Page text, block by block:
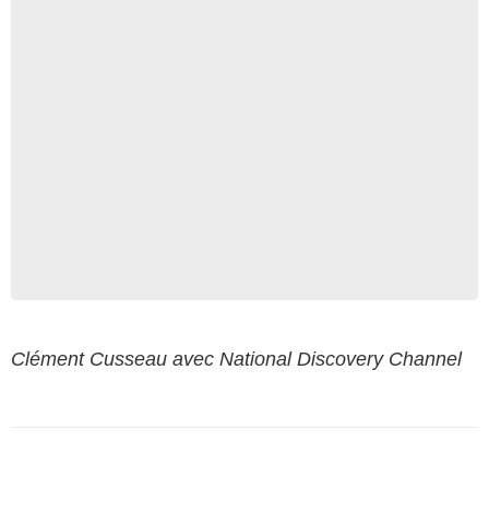
Clément Cusseau avec National Discovery Channel